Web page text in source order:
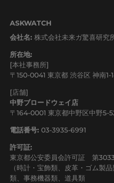
ASKWATCH
会社名: 株式会社未来ガ驚喜研究
所在地:
[本社事務所]
〒150-0041 東京都 渋谷区 神南
[店舗]
中野ブロードウェイ店
〒164-0001 東京都中野区中野5-
電話番号: 03-3935-6991
許可証:
東京都公安委員会許可証 第
（時計・宝飾類、皮革・ゴム製
類、事務機器類、道具類